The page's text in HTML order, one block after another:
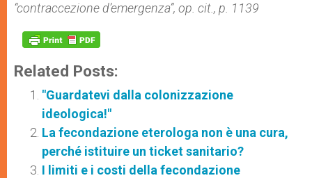
“contraccezione d’emergenza”, op. cit., p. 11­39
Related Posts:
"Guardatevi dalla colonizzazione
ideologica!"
La fecondazione eterologa non è una cura,
perché istituire un ticket sanitario?
I limiti e i costi della fecondazione